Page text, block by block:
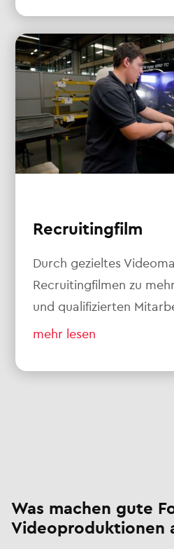
Recruitingfilm
Durch gezieltes
Recruitingfilmen zu
und qualifizierten
mehr lesen
Was machen gute
Videoproduktionen